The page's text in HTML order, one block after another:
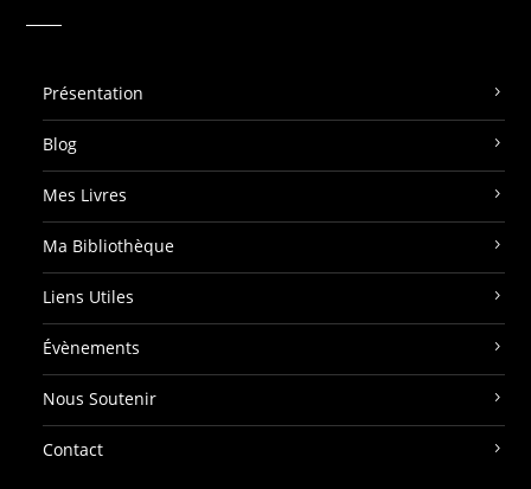
Présentation
Blog
Mes Livres
Ma Bibliothèque
Liens Utiles
Évènements
Nous Soutenir
Contact